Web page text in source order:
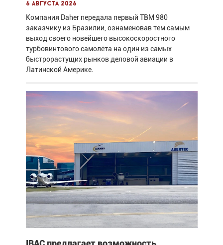
6 августа 2026
Компания Daher передала первый TBM 980
заказчику из Бразилии, ознаменовав тем самым
выход своего новейшего высокоскоростного
турбовинтового самолёта на один из самых
быстрорастущих рынков деловой авиации в
Латинской Америке.